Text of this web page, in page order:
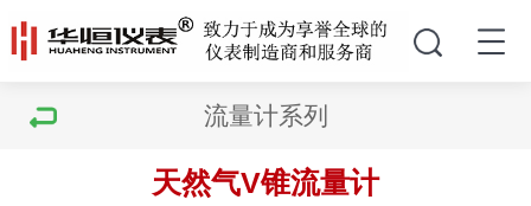
流量计系列
天然气V锥流量计